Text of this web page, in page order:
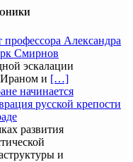
Александра
Смирнов
эскалации
и […]
начинается
русской крепости
развития
и